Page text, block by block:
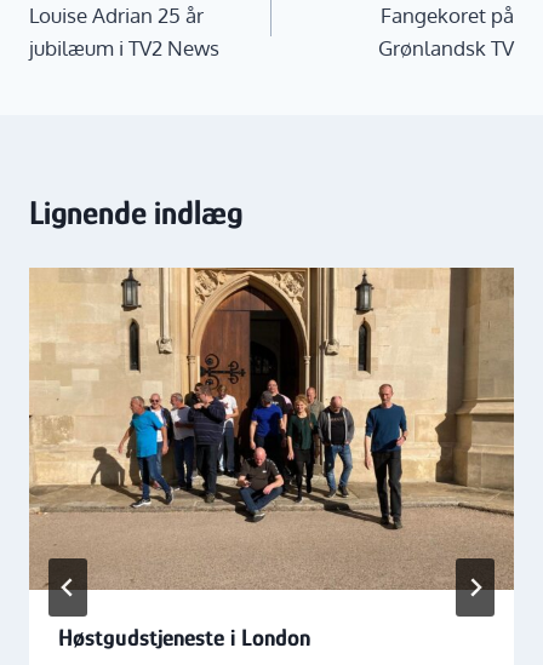
Louise Adrian 25 år
jubilæum i TV2 News
Fangekoret på
Grønlandsk TV
Lignende indlæg
Høstgudstjeneste i London